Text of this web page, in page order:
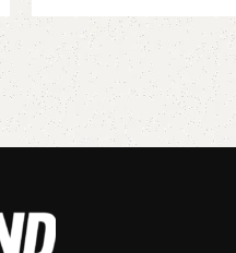
Leia mais